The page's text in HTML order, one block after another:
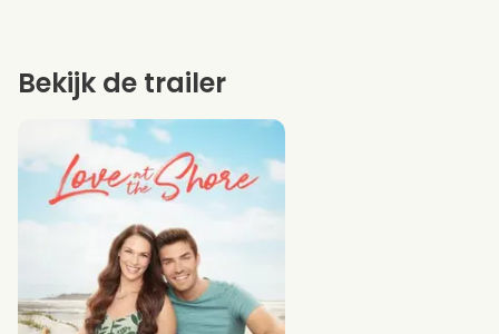
Bekijk de trailer